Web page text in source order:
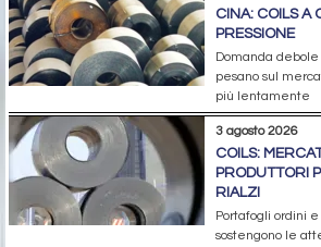
CINA: COILS A
PRESSIONE
Domanda
pesano sul
più lentamente
3 agosto 2026
COILS:
PRODUTTORI
RIALZI
Portafogli ordini
sostengono le